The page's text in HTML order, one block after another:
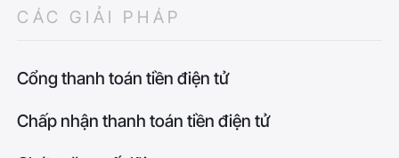
CÁC GIẢI PHÁP
Cổng thanh toán tiền điện tử
Chấp nhận thanh toán tiền điện tử